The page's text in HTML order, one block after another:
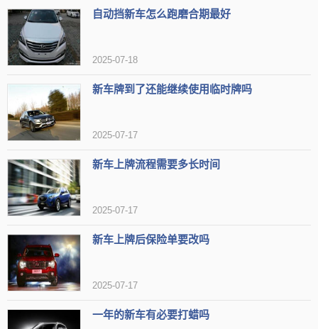
自动挡新车怎么跑磨合期最好
2025-07-18
新车牌到了还能继续使用临时牌吗
2025-07-17
新车上牌流程需要多长时间
2025-07-17
新车上牌后保险单要改吗
2025-07-17
一年的新车有必要打蜡吗